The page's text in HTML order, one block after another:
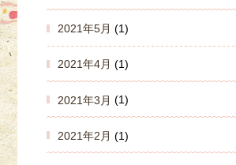
2021年5月 (1)
2021年4月 (1)
2021年3月 (1)
2021年2月 (1)